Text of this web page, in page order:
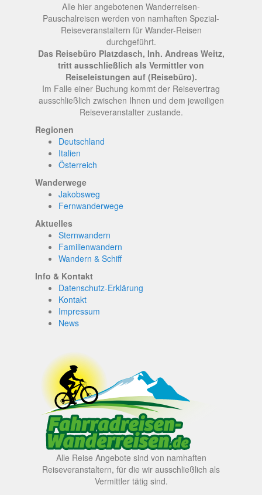
Alle hier angebotenen Wanderreisen-
Pauschalreisen werden von namhaften Spezial-
Reiseveranstaltern für Wander-Reisen
durchgeführt.
Das Reisebüro Platzdasch, Inh. Andreas Weitz,
tritt ausschließlich als Vermittler von
Reiseleistungen auf (Reisebüro).
Im Falle einer Buchung kommt der Reisevertrag
ausschließlich zwischen Ihnen und dem jeweiligen
Reiseveranstalter zustande.
Regionen
Deutschland
Italien
Österreich
Wanderwege
Jakobsweg
Fernwanderwege
Aktuelles
Sternwandern
Familienwandern
Wandern & Schiff
Info & Kontakt
Datenschutz-Erklärung
Kontakt
Impressum
News
Alle Reise Angebote sind von namhaften
Reiseveranstaltern, für die wir ausschließlich als
Vermittler tätig sind.